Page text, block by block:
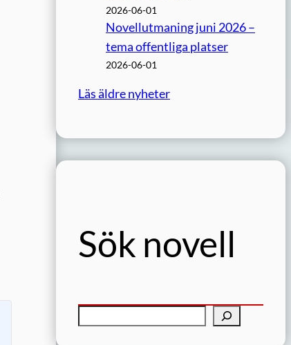
2026-06-01
Novellutmaning juni 2026 –
tema offentliga platser
2026-06-01
Läs äldre nyheter
Sök novell